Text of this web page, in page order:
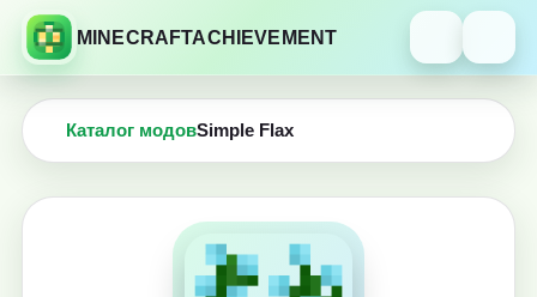
MINECRAFTACHIEVEMENT
Каталог модовSimple Flax